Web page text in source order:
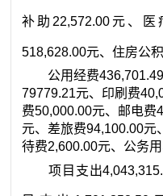
补助 22,572.00元 、医
518,628.00元、住房公
公用经费436,701.49
79779.21元、印刷费
费50,000.00元、邮电费
元、差旅费94,100.00元
待费2,600.00元、公务
项目支出